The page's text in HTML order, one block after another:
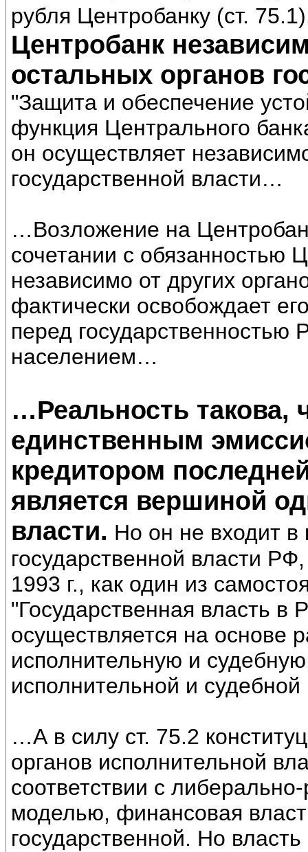
рубля Центробанку (ст.
Центробанк
остальных органов
"Защита и обеспечение
функция Центрального
он осуществляет
государственной власти…
…Возложение на
сочетании с обязанностью
независимо от других
фактически освобождает
перед государственностью
населением…
…Реальность такова,
единственным
кредитором
является вершиной
власти. Но он не входит в
государственной власти
1993 г., как один из
"Государственная власть в
осуществляется на основе
исполнительную и
исполнительной и
…А в силу ст. 75.2
органов исполнительной
соответствии с
моделью, финансовая
государственной. Но